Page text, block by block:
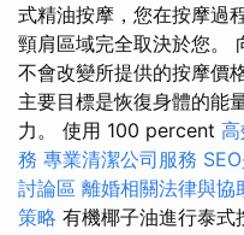
式精油按摩，您在按摩過
頸肩區域完全取決於您。
不會改變所提供的按摩價
主要目標是恢復身體的能
力。 使用 100 percent
務 專業清潔公司服務
討論區 離婚相關法律與協
策略 有機椰子油進行泰式